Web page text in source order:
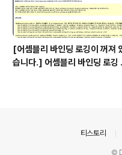
[어셈블리 바인딩 로깅이 꺼져
습니다.] 어셈블리 바인딩 로깅
티스토리
©